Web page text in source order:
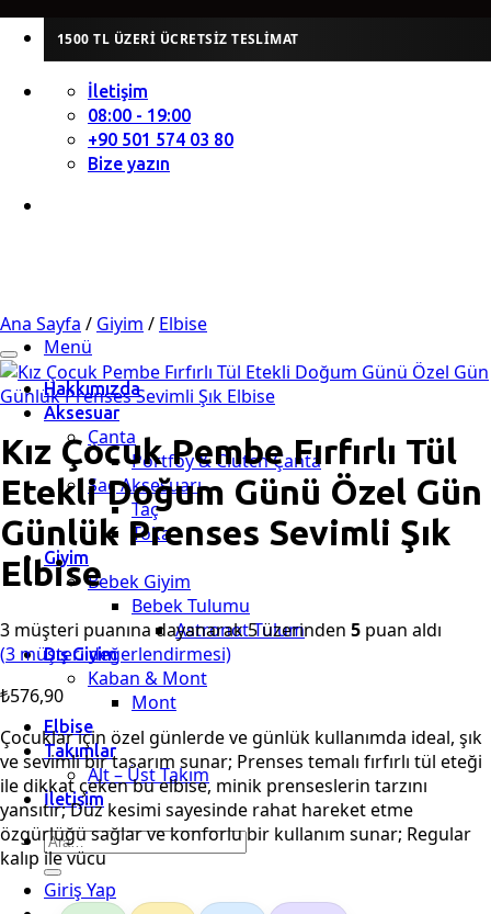
1500 TL ÜZERI ÜCRETSIZ TESLIMAT
İletişim
08:00 - 19:00
+90 501 574 03 80
Bize yazın
Menü
Hakkımızda
Aksesuar
Çanta
Portföy & Clutch Çanta
Saç Aksesuarı
Taç
Toka
Giyim
Bebek Giyim
Bebek Tulumu
Astronot Tulum
Dış Giyim
Kaban & Mont
Mont
Elbise
Takımlar
Alt – Üst Takım
İletişim
Ara:
Giriş Yap
Ana Sayfa / Giyim / Elbise
Kız Çocuk Pembe Fırfırlı Tül
Etekli Doğum Günü Özel Gün
Günlük Prenses Sevimli Şık
Elbise
3 müşteri puanına dayanarak 5 üzerinden 5 puan aldı
(3 müşteri değerlendirmesi)
₺576,90
Çocuklar için özel günlerde ve günlük kullanımda ideal, şık
ve sevimli bir tasarım sunar; Prenses temalı fırfırlı tül eteği
ile dikkat çeken bu elbise, minik prenseslerin tarzını
yansıtır; Düz kesimi sayesinde rahat hareket etme
özgürlüğü sağlar ve konforlu bir kullanım sunar; Regular
kalıp ile vücu